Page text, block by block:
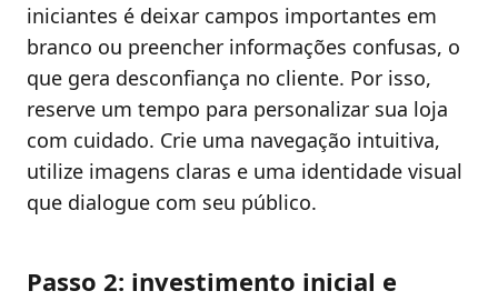
iniciantes é deixar campos importantes em
branco ou preencher informações confusas, o
que gera desconfiança no cliente. Por isso,
reserve um tempo para personalizar sua loja
com cuidado. Crie uma navegação intuitiva,
utilize imagens claras e uma identidade visual
que dialogue com seu público.
Passo 2: investimento inicial e